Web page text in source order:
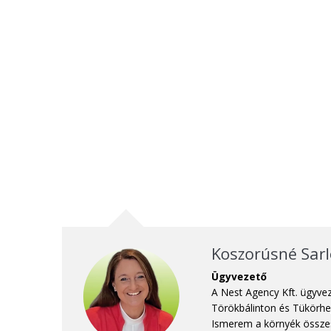
Koszorúsné
Ügyvezető
A Nest Agency Kft.
Törökbálinton és
Ismerem a környék